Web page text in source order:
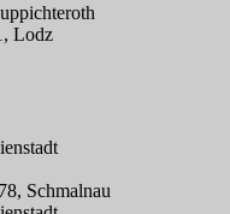
Lodz
Schmalnau